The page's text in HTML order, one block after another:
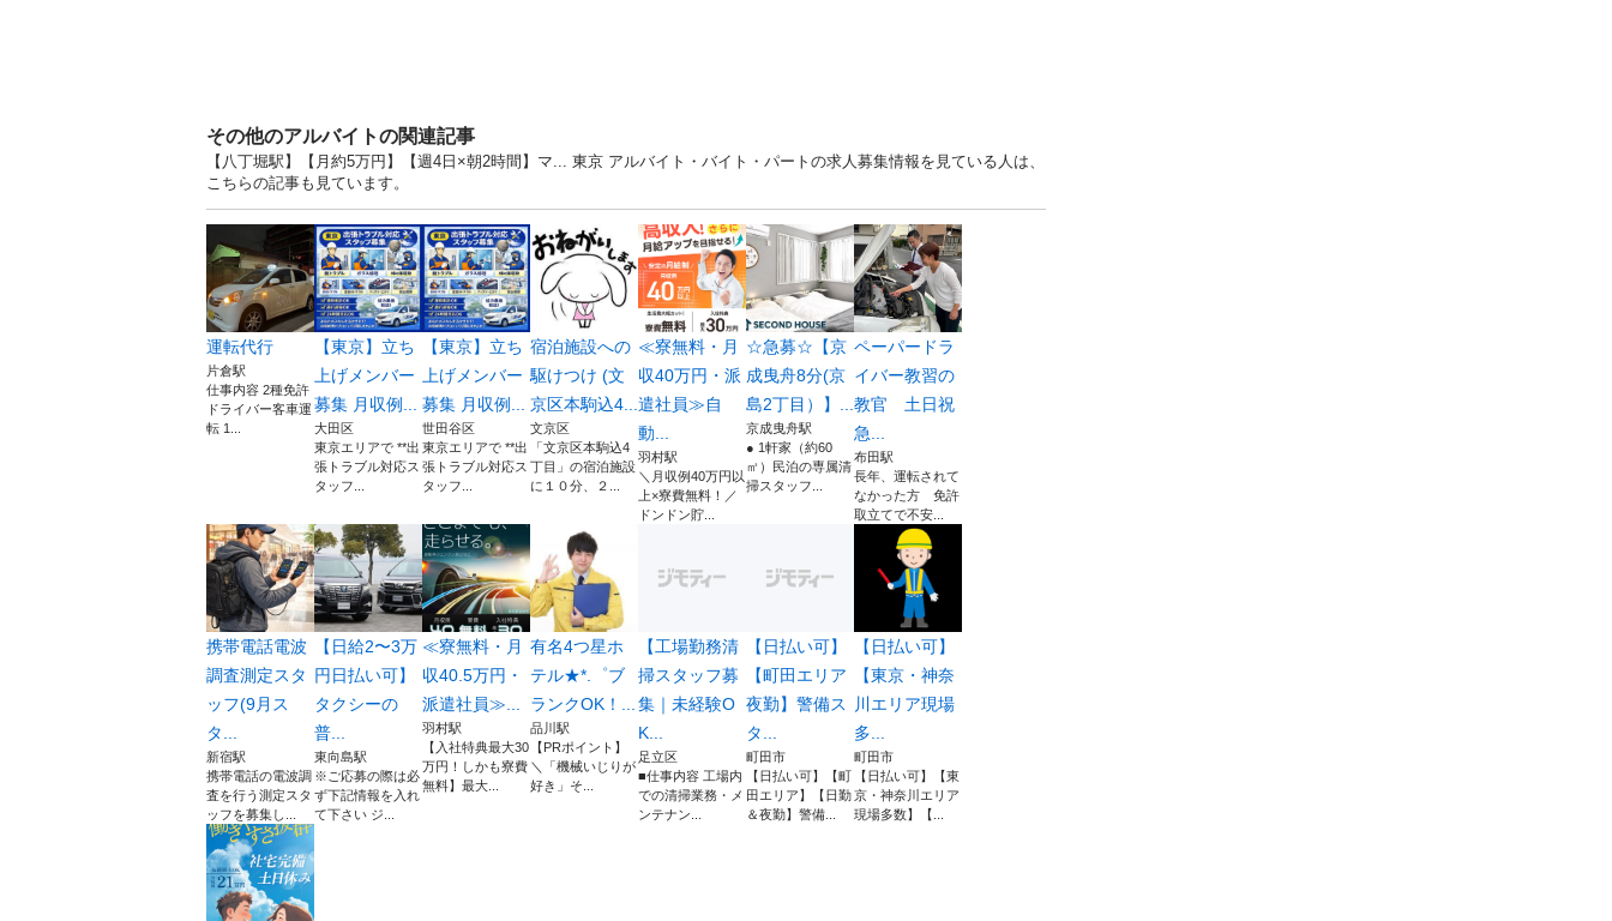
その他のアルバイトの関連記事
【八丁堀駅】【月約5万円】【週4日×朝2時間】マ... 東京 アルバイト・バイト・パートの求人募集情報を見ている人は、
こちらの記事も見ています。
運転代行
片倉駅
仕事内容 2種免許
ドライバー客車運
転 1...
【東京】立ち
上げメンバー
募集 月収例...
大田区
東京エリアで **出
張トラブル対応ス
タッフ...
【東京】立ち
上げメンバー
募集 月収例...
世田谷区
東京エリアで **出
張トラブル対応ス
タッフ...
宿泊施設への
駆けつけ (文
京区本駒込4...
文京区
「文京区本駒込4
丁目」の宿泊施設
に１０分、２...
≪寮無料・月
収40万円・派
遣社員≫自
動...
羽村駅
＼月収例40万円以
上×寮費無料！／
ドンドン貯...
☆急募☆【京
成曳舟8分(京
島2丁目）】...
京成曳舟駅
● 1軒家（約60
㎡）民泊の専属清
掃スタッフ...
ペーパードラ
イバー教習の
教官 土日祝
急...
布田駅
長年、運転されて
なかった方 免許
取立てで不安...
携帯電話電波
調査測定スタ
ッフ(9月ス
タ...
新宿駅
携帯電話の電波調
査を行う測定スタ
ッフを募集し...
【日給2〜3万
円日払い可】
タクシーの
普...
東向島駅
※ご応募の際は必
ず下記情報を入れ
て下さい ジ...
≪寮無料・月
収40.5万円・
派遣社員≫...
羽村駅
【入社特典最大30
万円！しかも寮費
無料】最大...
有名4つ星ホ
テル★*.゜ブ
ランクOK！...
品川駅
【PRポイント】
＼「機械いじりが
好き」そ...
【工場勤務清
掃スタッフ募
集｜未経験O
K...
足立区
■仕事内容 工場内
での清掃業務・メ
ンテナン...
【日払い可】
【町田エリア
夜勤】警備ス
タ...
町田市
【日払い可】【町
田エリア】【日勤
＆夜勤】警備...
【日払い可】
【東京・神奈
川エリア現場
多...
町田市
【日払い可】【東
京・神奈川エリア
現場多数】【...